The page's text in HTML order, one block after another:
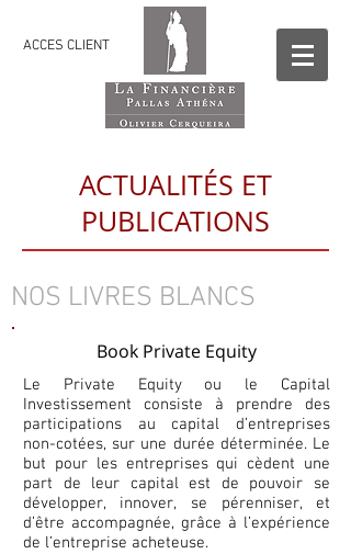
ACCES CLIENT
ACTUALITÉS ET
PUBLICATIONS
NOS LIVRES BLANCS
Book Private Equity
Le Private Equity ou le Capital
Investissement consiste à prendre des
participations au capital d’entreprises
non-cotées, sur une durée déterminée. Le
but pour les entreprises qui cèdent une
part de leur capital est de pouvoir se
développer, innover, se pérenniser, et
d’être accompagnée, grâce à l’expérience
de l’entreprise acheteuse.